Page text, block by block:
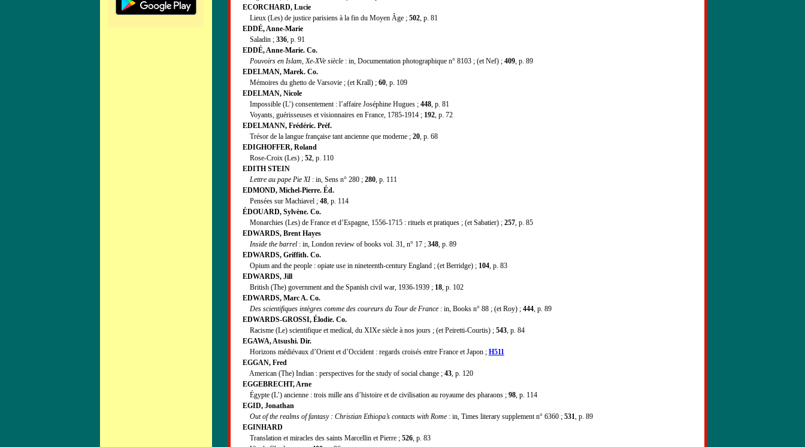
ECORCHARD, Lucie
Lieux (Les) de justice parisiens à la fin du Moyen Âge ; 502, p. 81
EDDÉ, Anne-Marie
Saladin ; 336, p. 91
EDDÉ, Anne-Marie. Co.
Pouvoirs en Islam, Xe-XVe siècle: in, Documentation photographique n° 8103 ; (et Nef) ; 409, p. 89
EDELMAN, Marek. Co.
Mémoires du ghetto de Varsovie ; (et Krall) ; 60, p. 109
EDELMAN, Nicole
Impossible (L’) consentement : l’affaire Joséphine Hugues ; 448, p. 81
Voyants, guérisseuses et visionnaires en France, 1785-1914 ; 192, p. 72
EDELMANN, Frédéric. Préf.
Trésor de la langue française tant ancienne que moderne ; 20, p. 68
EDIGHOFFER, Roland
Rose-Croix (Les) ; 52, p. 110
EDITH STEIN
Lettre au pape Pie XI: in, Sens n° 280 ; 280, p. 111
EDMOND, Michel-Pierre. Éd.
Pensées sur Machiavel ; 48, p. 114
ÉDOUARD, Sylvène. Co.
Monarchies (Les) de France et d’Espagne, 1556-1715 : rituels et pratiques ; (et Sabatier) ; 257, p. 85
EDWARDS, Brent Hayes
Inside the barrel: in, London review of books vol. 31, n° 17 ; 348, p. 89
EDWARDS, Griffith. Co.
Opium and the people : opiate use in nineteenth-century England ; (et Berridge) ; 104, p. 83
EDWARDS, Jill
British (The) government and the Spanish civil war, 1936-1939 ; 18, p. 102
EDWARDS, Marc A. Co.
Des scientifiques intègres comme des coureurs du Tour de France: in, Books n° 88 ; (et Roy) ; 444, p. 89
EDWARDS-GROSSI, Élodie. Co.
Racisme (Le) scientifique et medical, du XIXe siècle à nos jours ; (et Peiretti-Courtis) ; 543, p. 84
EGAWA, Atsushi. Dir.
Horizons médiévaux d’Orient et d’Occident : regards croisés entre France et Japon ; H511
EGGAN, Fred
American (The) Indian : perspectives for the study of social change ; 43, p. 120
EGGEBRECHT, Arne
Égypte (L’) ancienne : trois mille ans d’histoire et de civilisation au royaume des pharaons ; 98, p. 114
EGID, Jonathan
Out of the realms of fantasy : Christian Ethiopa’s contacts with Rome: in, Times literary supplement n° 6360 ; 531, p. 89
EGINHARD
Translation et miracles des saints Marcellin et Pierre ; 526, p. 83